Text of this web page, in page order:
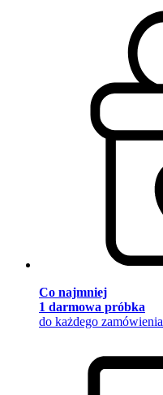
Co najmniej
1 darmowa próbka
do każdego zamówienia